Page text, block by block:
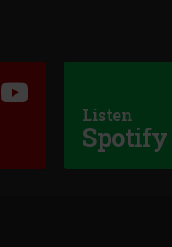
Listen
Spotify